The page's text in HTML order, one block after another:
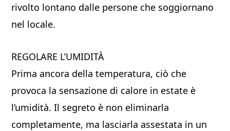
rivolto lontano dalle persone che soggiornano
nel locale.
REGOLARE L’UMIDITÀ
Prima ancora della temperatura, ciò che
provoca la sensazione di calore in estate è
l’umidità. Il segreto è non eliminarla
completamente, ma lasciarla assestata in un